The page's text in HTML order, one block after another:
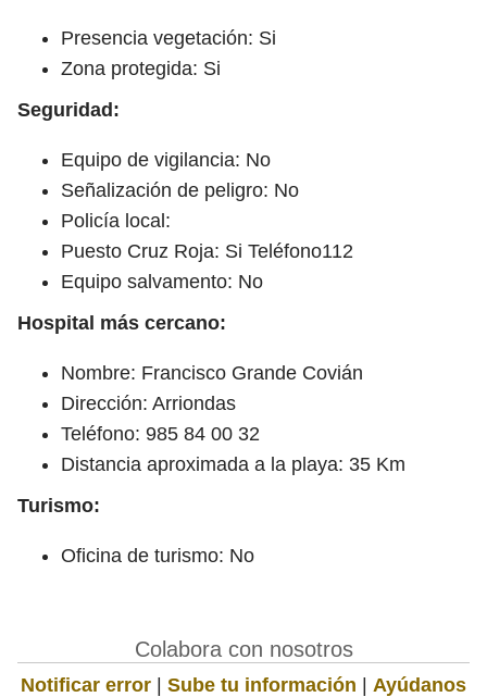
Presencia vegetación: Si
Zona protegida: Si
Seguridad:
Equipo de vigilancia: No
Señalización de peligro: No
Policía local:
Puesto Cruz Roja: Si Teléfono112
Equipo salvamento: No
Hospital más cercano:
Nombre: Francisco Grande Covián
Dirección: Arriondas
Teléfono: 985 84 00 32
Distancia aproximada a la playa: 35 Km
Turismo:
Oficina de turismo: No
Colabora con nosotros
Notificar error | Sube tu información | Ayúdanos